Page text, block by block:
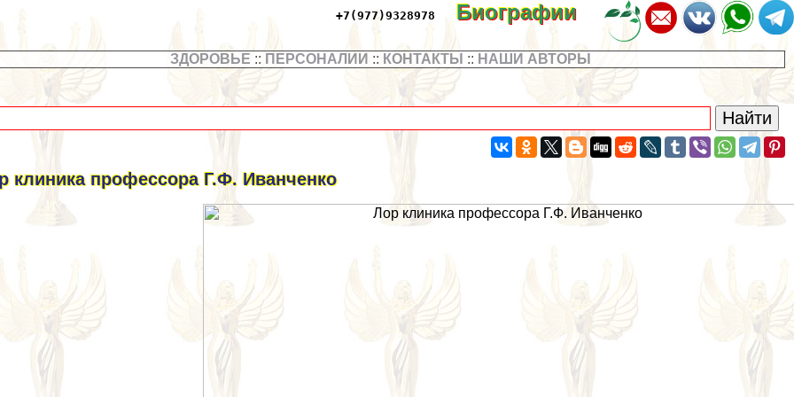
+7(977)9328978 Биографии
ЗДОРОВЬЕ :: ПЕРСОНАЛИИ :: КОНТАКТЫ :: НАШИ АВТОРЫ
клиника профессора Г.Ф. Иванченко